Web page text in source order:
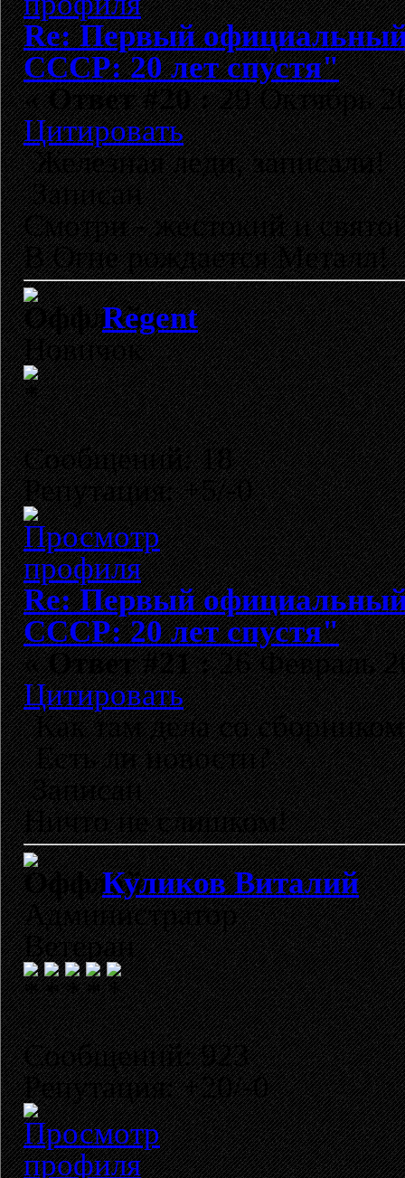
Re: Первый
СССР: 20 лет спустя"
«Ответ #20 :29 Октябрь
Цитировать
Железная леди, записали!
Записан
Смотри - жестокий и
В Огне рождается Металл!
Regent
Новичок
Сообщений: 18
Репутация: +5/-0
Re: Первый
СССР: 20 лет спустя"
«Ответ #21 :26 Февраль
Цитировать
Как там дела со
Есть ли новости?
Записан
Ничто не слишком!
Куликов Виталий
Администратор
Ветеран
Сообщений: 923
Репутация: +20/-0